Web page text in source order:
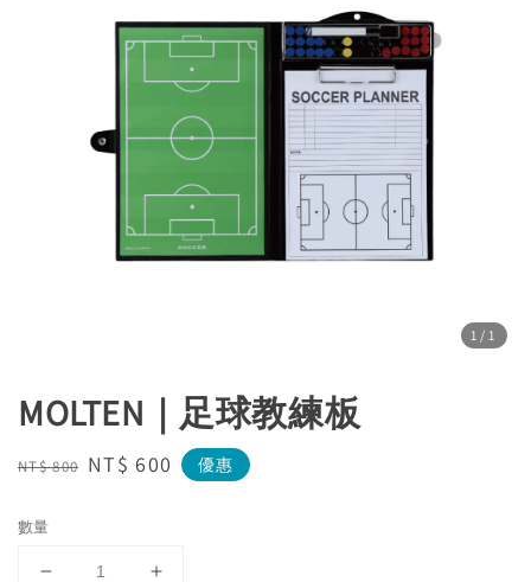
1 /1
MOLTEN｜足球教練板
Regular
NT$ 800 Sale
NT$ 600 優惠
數量